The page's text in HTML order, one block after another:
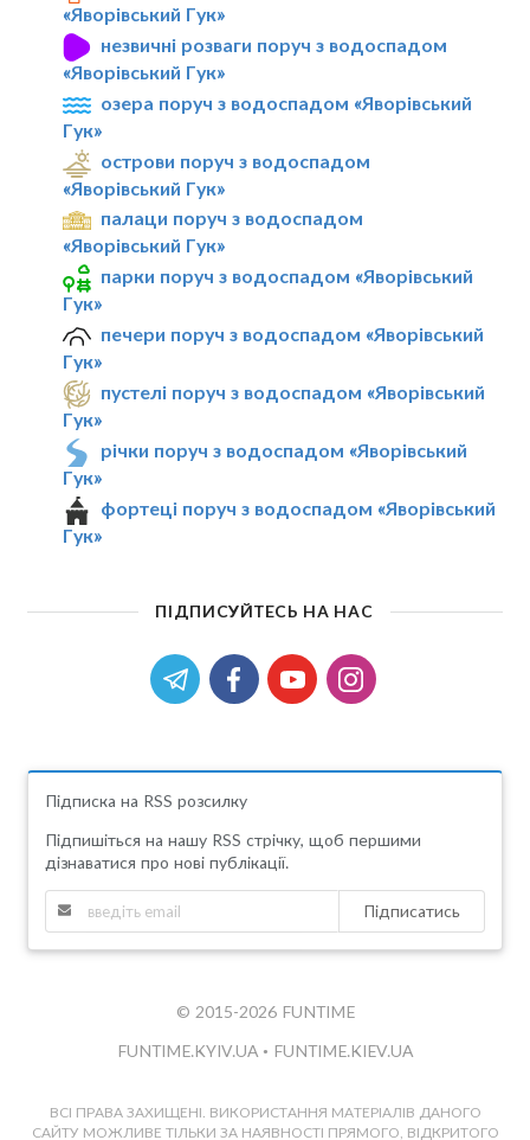
«Яворівський Гук»
незвичні розваги поруч з водоспадом
«Яворівський Гук»
озера поруч з водоспадом «Яворівський
Гук»
острови поруч з водоспадом
«Яворівський Гук»
палаци поруч з водоспадом
«Яворівський Гук»
парки поруч з водоспадом «Яворівський
Гук»
печери поруч з водоспадом «Яворівський
Гук»
пустелі поруч з водоспадом «Яворівський
Гук»
річки поруч з водоспадом «Яворівський
Гук»
фортеці поруч з водоспадом «Яворівський
Гук»
ПІДПИСУЙТЕСЬ НА НАС
Підписка на RSS розсилку
Підпишіться на нашу RSS стрічку, щоб першими
дізнаватися про нові публікації.
Підписатись
© 2015-2026 FUNTIME
FUNTIME.KYIV.UA • FUNTIME.KIEV.UA
ВСІ ПРАВА ЗАХИЩЕНІ. ВИКОРИСТАННЯ МАТЕРІАЛІВ ДАНОГО
САЙТУ МОЖЛИВЕ ТІЛЬКИ ЗА НАЯВНОСТІ ПРЯМОГО, ВІДКРИТОГО